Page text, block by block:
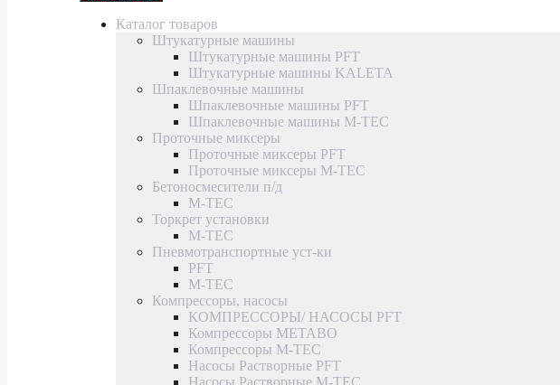
Каталог товаров
Штукатурные машины
Штукатурные машины PFT
Штукатурные машины KALETA
Шпаклевочные машины
Шпаклевочные машины PFT
Шпаклевочные машины M-TEC
Проточные миксеры
Проточные миксеры PFT
Проточные миксеры M-TEC
Бетоносмесители п/д
M-TEC
Торкрет установки
M-TEC
Пневмотранспортные уст-ки
PFT
M-TEC
Компрессоры, насосы
КОМПРЕССОРЫ/ НАСОСЫ PFT
Компрессоры METABO
Компрессоры M-TEC
Насосы Растворные PFT
Насосы Растворные M-TEC